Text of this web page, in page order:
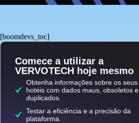
[boomdevs_toc]
Comece a utilizar a
VERVOTECH hoje mesmo
Obtenha informações sobre os seus
hotéis com dados maus, obsoletos e
duplicados.
Testar a eficiência e a precisão da
plataforma.